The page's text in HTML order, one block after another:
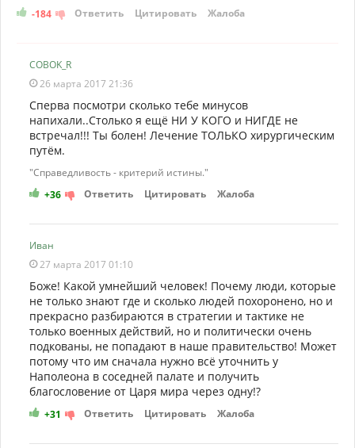
-184 Ответить Цитировать Жалоба
COBOK_R
26 марта 2017 21:36
Сперва посмотри сколько тебе минусов
напихали..Столько я ещё НИ У КОГО и НИГДЕ не
встречал!!! Ты болен! Лечение ТОЛЬКО хирургическим
путём.
"Справедливость - критерий истины."
+36
Ответить Цитировать Жалоба
Иван
27 марта 2017 01:10
Боже! Какой умнейший человек! Почему люди, которые
не только знают где и сколько людей похоронено, но и
прекрасно разбираются в стратегии и тактике не
только военных действий, но и политически очень
подкованы, не попадают в наше правительство! Может
потому что им сначала нужно всё уточнить у
Наполеона в соседней палате и получить
благословение от Царя мира через одну!?
+31 Ответить Цитировать Жалоба